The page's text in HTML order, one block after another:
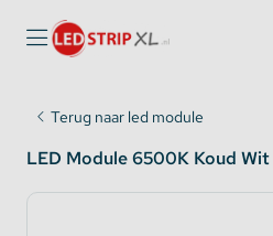
Terug naar led module
LED Module 6500K Koud